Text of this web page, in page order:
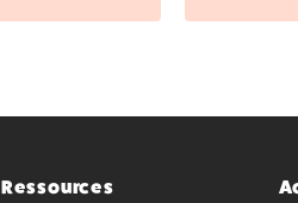
Ressources